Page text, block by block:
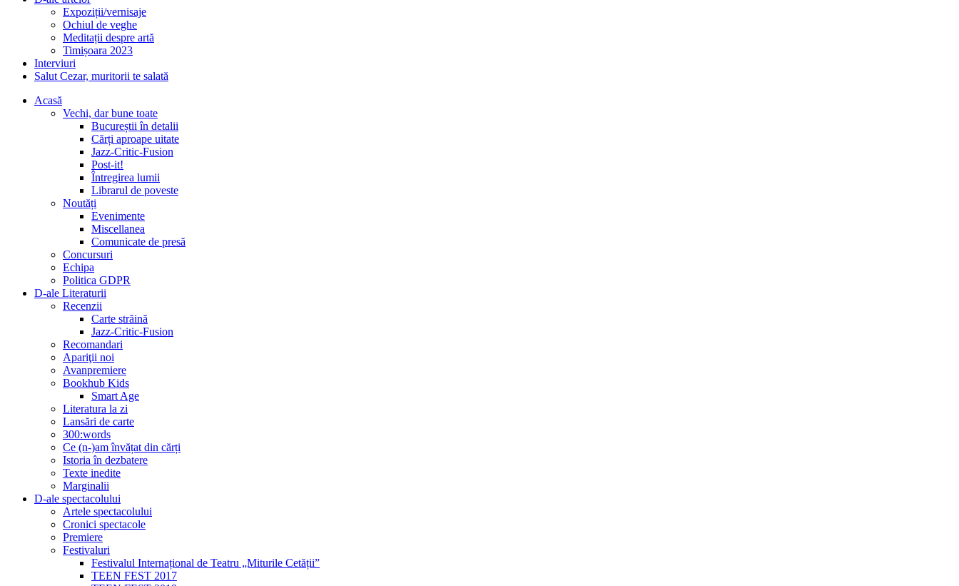
Expoziții/vernisaje
Ochiul de veghe
Meditații despre artă
Timișoara 2023
Interviuri
Salut Cezar, muritorii te salată
Acasă
Vechi, dar bune toate
Bucureștii în detalii
Cărți aproape uitate
Jazz-Critic-Fusion
Post-it!
Întregirea lumii
Librarul de poveste
Noutăți
Evenimente
Miscellanea
Comunicate de presă
Concursuri
Echipa
Politica GDPR
D-ale Literaturii
Recenzii
Carte străină
Jazz-Critic-Fusion
Recomandari
Apariţii noi
Avanpremiere
Bookhub Kids
Smart Age
Literatura la zi
Lansări de carte
300:words
Ce (n-)am învățat din cărți
Istoria în dezbatere
Texte inedite
Marginalii
D-ale spectacolului
Artele spectacolului
Cronici spectacole
Premiere
Festivaluri
Festivalul Internațional de Teatru „Miturile Cetății”
TEEN FEST 2017